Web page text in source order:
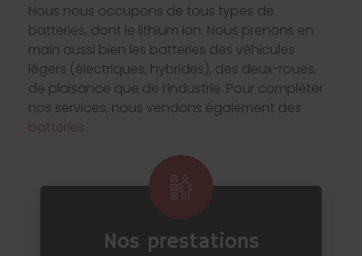
Nous nous occupons de tous types de
batteries, dont le lithium ion. Nous prenons en
main aussi bien les batteries des véhicules
légers (électriques, hybrides), des deux-roues,
de plaisance que de l’industrie. Pour compléter
nos services, nous vendons également des
batteries.
Nos prestations